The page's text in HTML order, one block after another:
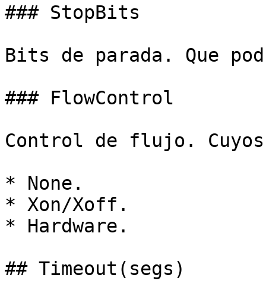
### StopBits
Bits de parada. Que
### FlowControl
Control de flujo.
* None.
* Xon/Xoff.
* Hardware.
## Timeout(segs)